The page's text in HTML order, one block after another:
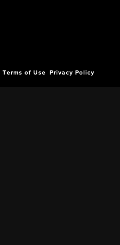
Terms of Use Privacy Policy